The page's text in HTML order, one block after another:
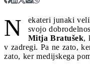
N
ekateri junaki
svojo
Mitja Bratušek,
v zadregi. Pa ne zato,
zato, ker medijskega